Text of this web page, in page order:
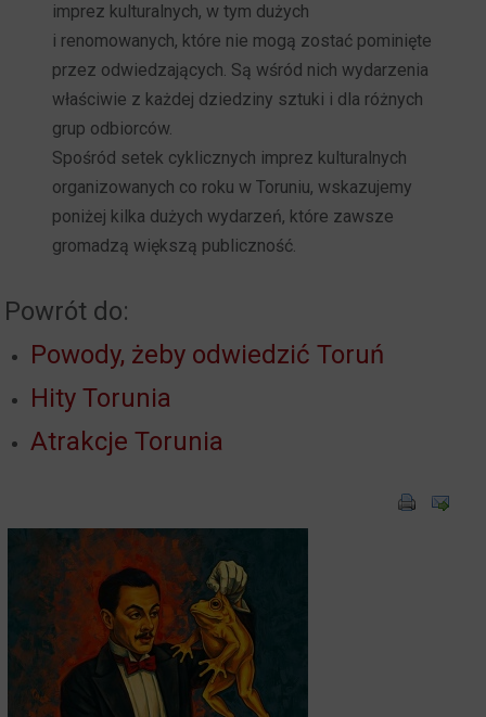
imprez kulturalnych, w tym dużych
i renomowanych, które nie mogą zostać pominięte
przez odwiedzających. Są wśród nich wydarzenia
właściwie z każdej dziedziny sztuki i dla różnych
grup odbiorców.
Spośród setek cyklicznych imprez kulturalnych
organizowanych co roku w Toruniu, wskazujemy
poniżej kilka dużych wydarzeń, które zawsze
gromadzą większą publiczność.
Powrót do:
Powody, żeby odwiedzić Toruń
Hity Torunia
Atrakcje Torunia